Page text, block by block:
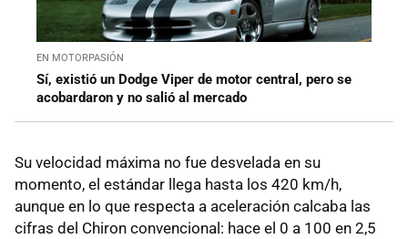
EN MOTORPASIÓN
Sí, existió un Dodge Viper de motor central, pero se
acobardaron y no salió al mercado
Su velocidad máxima no fue desvelada en su
momento, el estándar llega hasta los 420 km/h,
aunque en lo que respecta a aceleración calcaba las
cifras del Chiron convencional: hace el 0 a 100 en 2,5